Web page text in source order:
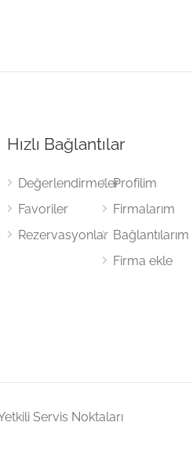
Hızlı Bağlantılar
Değerlendirmeler
Favoriler
Rezervasyonlar
Profilim
Firmalarım
Bağlantılarım
Firma ekle
Servis Noktaları